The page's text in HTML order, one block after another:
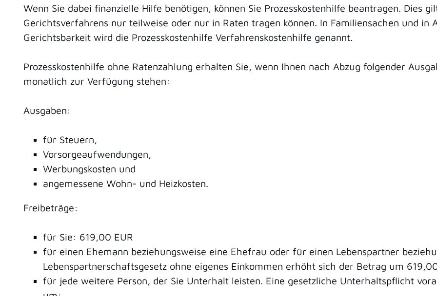
Wenn Sie dabei finanzielle Hilfe benötigen, können Sie Prozesskostenhilfe beantragen. Dies
Gerichtsverfahrens nur teilweise oder nur in Raten tragen können. In Familiensachen und in
Gerichtsbarkeit wird die Prozesskostenhilfe Verfahrenskostenhilfe genannt.
Prozesskostenhilfe ohne Ratenzahlung erhalten Sie, wenn Ihnen nach Abzug folgender
monatlich zur Verfügung stehen:
Ausgaben:
für Steuern,
Vorsorgeaufwendungen,
Werbungskosten und
angemessene Wohn- und Heizkosten.
Freibeträge:
für Sie: 619,00 EUR
für einen Ehemann beziehungsweise eine Ehefrau oder für einen Lebenspartner
Lebenspartnerschaftsgesetz ohne eigenes Einkommen erhöht sich der Betrag um
für jede weitere Person, der Sie Unterhalt leisten. Eine gesetzliche Unterhaltspflicht